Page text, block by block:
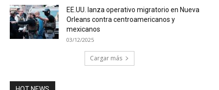
EE.UU. lanza operativo migratorio en Nueva
Orleans contra centroamericanos y
mexicanos
03/12/2025
Cargar más